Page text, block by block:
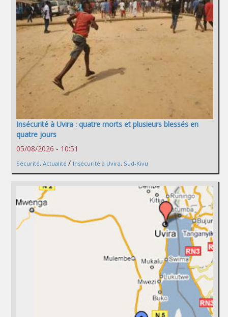
Insécurité à Uvira : quatre morts et plusieurs blessés en
quatre jours
05/08/2026 - 10:51
Sécurité, Actualité / Insécurité à Uvira, Sud-Kivu